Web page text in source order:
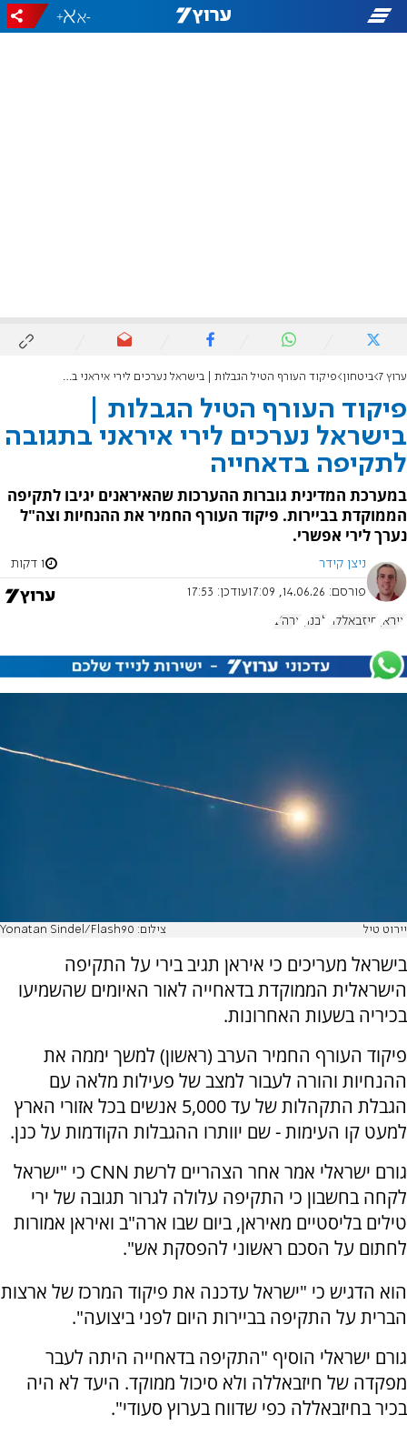
-
+
ערוץ 7 ביטחון פיקוד העורף הטיל הגבלות | בישראל נערכים לירי איראני בתגובה לתקיפה בדאחייה
פיקוד העורף הטיל הגבלות |
בישראל נערכים לירי איראני בתגובה
לתקיפה בדאחייה
במערכת המדינית גוברות ההערכות שהאיראנים יגיבו לתקיפה
הממוקדת בביירות. פיקוד העורף החמיר את ההנחיות וצה"ל
נערך לירי אפשרי.
ניצן קידר 1 דקות
פורסם: 14.06.26, 17:09 עודכן: 17:53
איראן חיזבאללה לבנון ארה"ב
יירוט טיל צילום: Yonatan Sindel/Flash90
בישראל מעריכים כי איראן תגיב בירי על התקיפה
הישראלית הממוקדת בדאחייה לאור האיומים שהשמיעו
בכיריה בשעות האחרונות.
פיקוד העורף החמיר הערב (ראשון) למשך יממה את
ההנחיות והורה לעבור למצב של פעילות מלאה עם
הגבלת התקהלות של עד 5,000 אנשים בכל אזורי הארץ
למעט קו העימות - שם יוותרו ההגבלות הקודמות על כנן.
גורם ישראלי אמר אחר הצהריים לרשת CNN כי "ישראל
לקחה בחשבון כי התקיפה עלולה לגרור תגובה של ירי
טילים בליסטיים מאיראן, ביום שבו ארה"ב ואיראן אמורות
לחתום על הסכם ראשוני להפסקת אש".
הוא הדגיש כי "ישראל עדכנה את פיקוד המרכז של ארצות
הברית על התקיפה בביירות היום לפני ביצועה".
גורם ישראלי הוסיף "התקיפה בדאחייה היתה לעבר
מפקדה של חיזבאללה ולא סיכול ממוקד. היעד לא היה
בכיר בחיזבאללה כפי שדווח בערוץ סעודי".